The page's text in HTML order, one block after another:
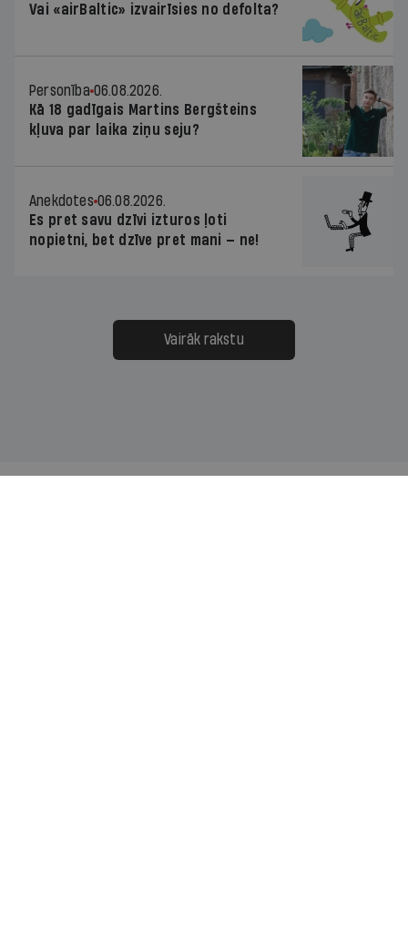
Vai «airBaltic» izvairīsies no defolta?
Personība 06.08.2026.
Kā 18 gadīgais Martins Bergšteins
kļuva par laika ziņu seju?
Anekdotes 06.08.2026.
Es pret savu dzīvi izturos ļoti
nopietni, bet dzīve pret mani — ne!
Vairāk rakstu